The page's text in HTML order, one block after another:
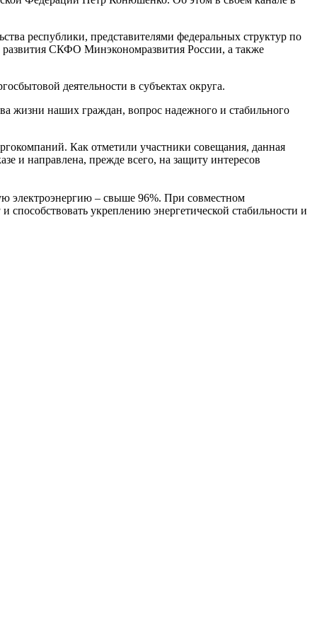
республики, представителями федеральных структур по
развития СКФО Минэкономразвития России, а также
деятельности в субъектах округа.
жизни наших граждан, вопрос надежного и стабильного
Как отметили участники совещания, данная
и направлена, прежде всего, на защиту интересов
электроэнергию – свыше 96%. При совместном
укреплению энергетической стабильности и